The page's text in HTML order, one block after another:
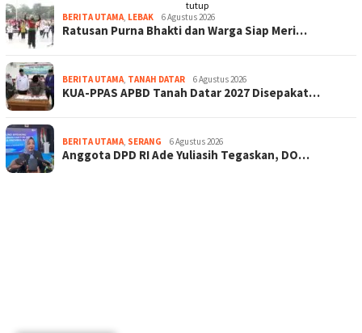
BERITA UTAMA LEBAK 6 Agustus 2026
Ratusan Purna Bhakti dan Warga Siap Meri…
BERITA UTAMA TANAH DATAR 6 Agustus 2026
KUA-PPAS APBD Tanah Datar 2027 Disepakat…
BERITA UTAMA SERANG 6 Agustus 2026
Anggota DPD RI Ade Yuliasih Tegaskan, DO…
tutup